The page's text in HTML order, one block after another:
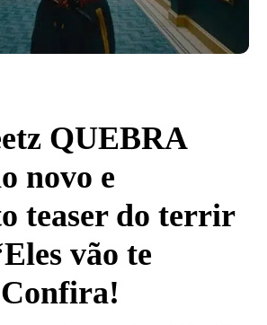
QUEBRA
novo e
teaser do terrir
vão te